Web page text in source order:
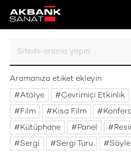
Aramanıza etiket ekleyin
Atölye
Çevrimiçi Etkinlik
Film
Kısa Film
Kütüphane
Panel
Sergi
Sergi Turu